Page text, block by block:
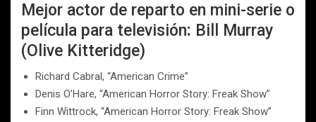
Mejor actor de reparto en mini-serie o
película para televisión: Bill Murray
(Olive Kitteridge)
Richard Cabral, “American Crime”
Denis O’Hare, “American Horror Story: Freak Show”
Finn Wittrock, “American Horror Story: Freak Show”